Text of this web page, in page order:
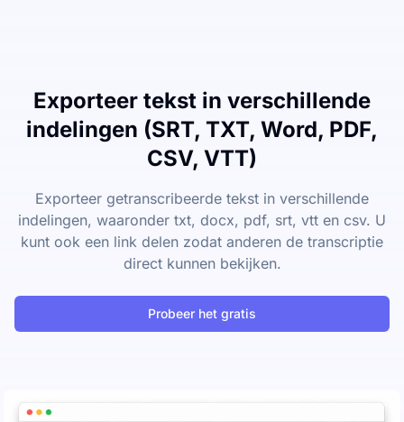
Exporteer tekst in verschillende
indelingen (SRT, TXT, Word, PDF,
CSV, VTT)
Exporteer getranscribeerde tekst in verschillende
indelingen, waaronder txt, docx, pdf, srt, vtt en csv. U
kunt ook een link delen zodat anderen de transcriptie
direct kunnen bekijken.
Probeer het gratis